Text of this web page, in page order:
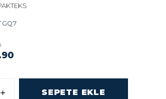
SEPETE EKLE